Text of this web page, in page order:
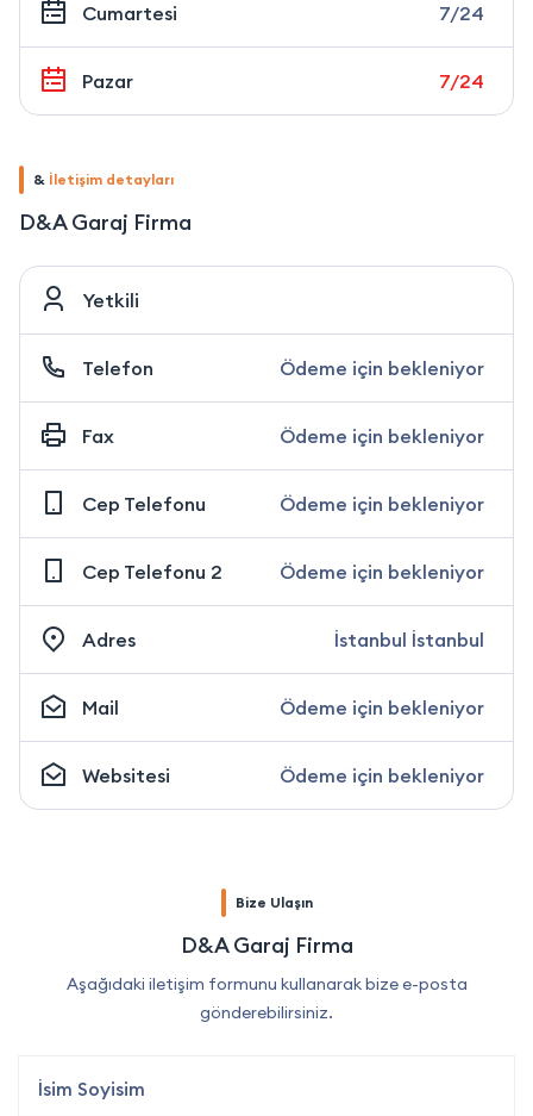
Cumartesi 7/24
Pazar 7/24
& İletişim detayları
D&A Garaj Firma
Yetkili
Telefon Ödeme için bekleniyor
Fax Ödeme için bekleniyor
Cep Telefonu Ödeme için bekleniyor
Cep Telefonu 2 Ödeme için bekleniyor
Adres İstanbul İstanbul
Mail Ödeme için bekleniyor
Websitesi Ödeme için bekleniyor
Bize Ulaşın
D&A Garaj Firma
Aşağıdaki iletişim formunu kullanarak bize e-posta
gönderebilirsiniz.